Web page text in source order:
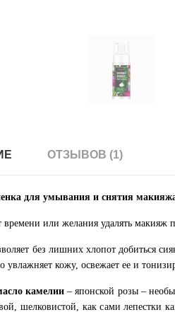
ОТЗЫВОВ (1)
для умывания и снятия
времени или желания удалять
без лишних хлопот добиться
увлажняет кожу, освежает ее и
камелии– японской розы –
шелковистой, как сами лепестки